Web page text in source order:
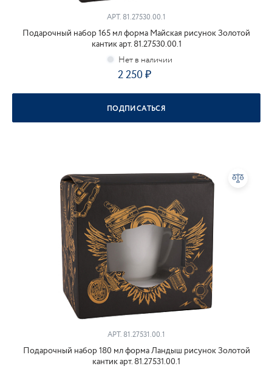
АРТ. 81.27530.00.1
Подарочный набор 165 мл форма Майская рисунок Золотой
кантик арт. 81.27530.00.1
2 250
ПОДПИСАТЬСЯ
АРТ. 81.27531.00.1
Подарочный набор 180 мл форма Ландыш рисунок Золотой
кантик арт. 81.27531.00.1